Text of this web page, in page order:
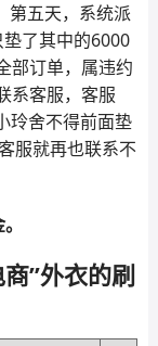
第五天，系统派
了其中的6000
部订单，属违约
系客服，客服
玲舍不得前面垫
服就再也联系不
”外衣的刷